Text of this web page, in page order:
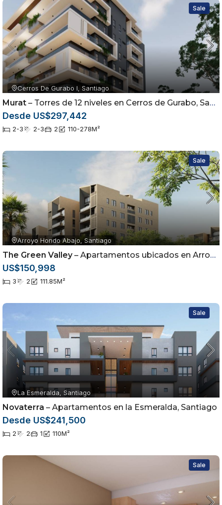
Sale
Cerros De Gurabo I, Santiago
Murat – Torres de 12 niveles en Cerros de Gurabo, Santiago
Desde US$297,442
2-3 2-3 2 110-278M²
Sale
Arroyo Hondo Abajo, Santiago
The Green Valley– Apartamentos ubicados en Arroyo Hondo Abajo, Santiago de los Caballeros
US$150,998
3 2 111.85M²
Sale
La Esmeralda, Santiago
Novaterra – Apartamentos en la Esmeralda, Santiago
Desde US$241,500
2 2 1 110M²
Sale